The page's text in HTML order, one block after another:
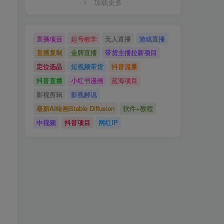
直播项目 起号教学 无人直播
游戏直播
直播复制
金牌直播
带货主播拉新项目
定位选品
短视频带货
抖音流量
抖音直播
小红书漫画
蓝海项目
影视剪辑
影视解说
最新AI绘画Stable Diffusion
软件+教程
中视频
抖音项目 网红IP